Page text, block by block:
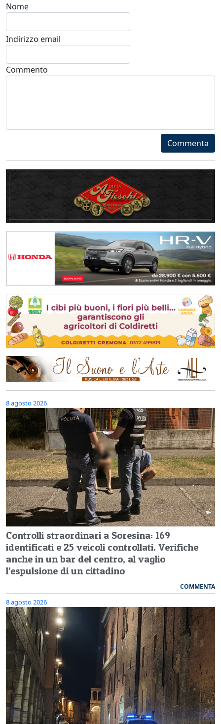
Nome
Indirizzo email
Commento
Commenta
8 agosto 2026
Controlli straordinari a Soresina: 169
identificati e 25 veicoli controllati. Verifiche
anche in un bar del centro, al vaglio
l’espulsione di un cittadino
COMMENTA
8 agosto 2026